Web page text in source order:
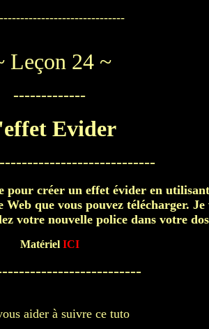
Leçon 24 ~
-------------
Evider
pour créer un effet évider en
que vous pouvez télécharger.
votre nouvelle police dans votre
Matériel ICI
aider à suivre ce tuto